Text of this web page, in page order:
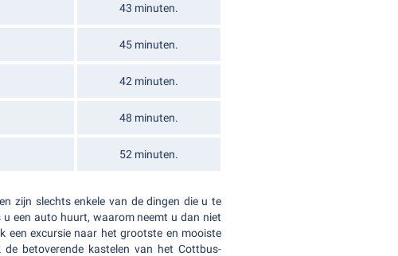
43 minuten.
45 minuten.
42 minuten.
48 minuten.
52 minuten.
zijn slechts enkele van de dingen die u te
een auto huurt, waarom neemt u dan niet
een excursie naar het grootste en mooiste
betoverende kastelen van het Cottbus-